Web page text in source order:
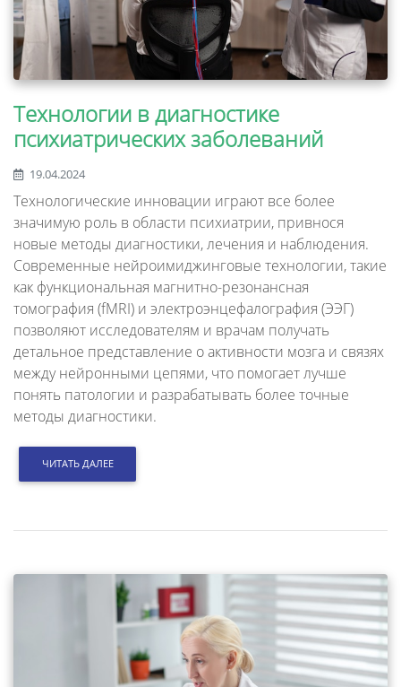
Технологии в диагностике
психиатрических заболеваний
19.04.2024
Технологические инновации играют все более
значимую роль в области психиатрии, привнося
новые методы диагностики, лечения и наблюдения.
Современные нейроимиджинговые технологии, такие
как функциональная магнитно-резонансная
томография (fMRI) и электроэнцефалография (ЭЭГ)
позволяют исследователям и врачам получать
детальное представление о активности мозга и связях
между нейронными цепями, что помогает лучше
понять патологии и разрабатывать более точные
методы диагностики.
ЧИТАТЬ ДАЛЕЕ